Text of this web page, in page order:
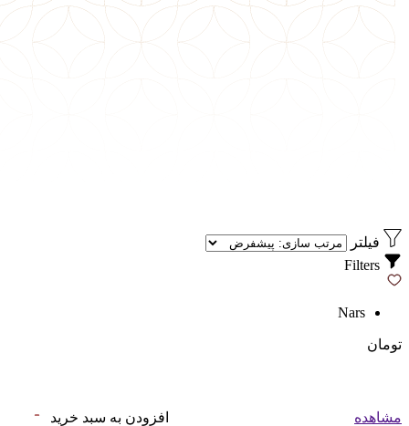
فیلتر
Nars
تومان
مشاهده افزودن به سبد خرید